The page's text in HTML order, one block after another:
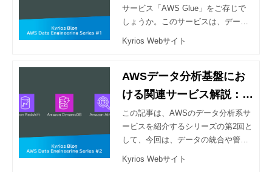
サービス「AWS Glue」をご存じで
しょうか。このサービスは、データ
に自動化し、データ処理を簡素化し
ワークフローに加え、AWS Glue Dat
aBrewについても紹介します。ま
た、ユースケースを2つ取り上げ、A
WS Glueをどのように活用できるか
のイメージを掴んでいただければと
思います。AWS Data Engineer Asso
ciate (DEA)資格の勉強にも活用いた
Kyrios Webサイト
AWSデータ分析基盤にお
ける関連サービス解説：R
edshift、DynamoDB、At
hena
この記事は、AWSのデータ分析系サ
ービスを紹介するシリーズの第2回と
して、今回は、データの統合や管理
築に関するサービスとして、Amazo
Kyrios Webサイト